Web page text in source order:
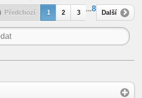
Předchozí 1 2 3
...8
Další